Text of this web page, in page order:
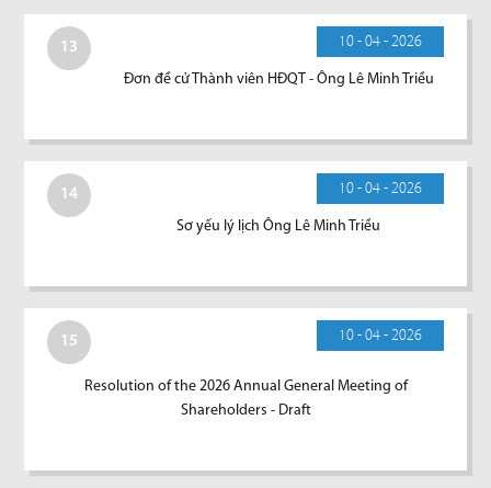
13 10 - 04 - 2026
Đơn đề cử Thành viên HĐQT - Ông Lê Minh Triều
14 10 - 04 - 2026
Sơ yếu lý lịch Ông Lê Minh Triều
15 10 - 04 - 2026
Resolution of the 2026 Annual General Meeting of
Shareholders - Draft